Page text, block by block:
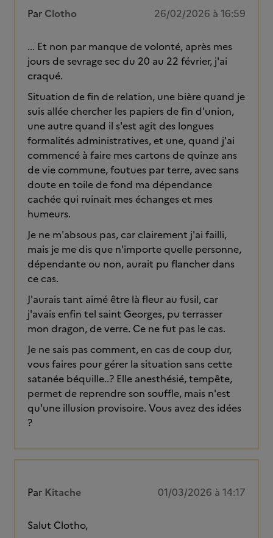
Par Clotho 26/02/2026 à 16:59
... Et non par manque de volonté, après mes
jours de sevrage sec du 20 au 22 février, j'ai
craqué.
Situation de fin de relation, une bière quand je
suis allée chercher les papiers de fin d'union,
une autre quand il s'est agit des longues
formalités administratives, et une, quand j'ai
commencé à faire mes cartons de quinze ans
de vie commune, foutues par terre, avec sans
doute en toile de fond ma dépendance
cachée qui ruinait mes échanges et mes
humeurs.
Je ne m'absous pas, car clairement j'ai failli,
mais je me dis que n'importe quelle personne,
dépendante ou non, aurait pu flancher dans
ce cas.
J'aurais tant aimé être là fleur au fusil, car
j'avais enfin tel saint Georges, pu terrasser
mon dragon, de verre. Ce ne fut pas le cas.
Je ne sais pas comment, en cas de coup dur,
vous faires pour gérer la situation sans cette
satanée béquille..? Elle anesthésié, tempête,
permet de reprendre son souffle, mais n'est
qu'une illusion provisoire. Vous avez des idées
?
Par Kitache 01/03/2026 à 14:17
Salut Clotho,